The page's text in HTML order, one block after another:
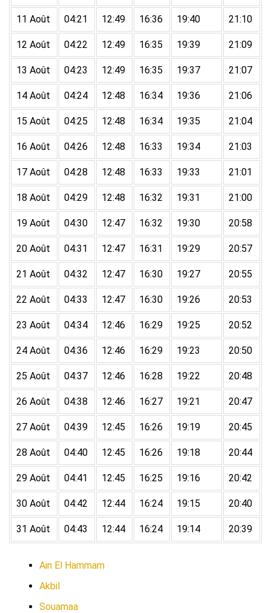
11 Août 04:21 12:49 16:36 19:40 21:10
12 Août 04:22 12:49 16:35 19:39 21:09
13 Août 04:23 12:49 16:35 19:37 21:07
14 Août 04:24 12:48 16:34 19:36 21:06
15 Août 04:25 12:48 16:34 19:35 21:04
16 Août 04:26 12:48 16:33 19:34 21:03
17 Août 04:28 12:48 16:33 19:33 21:01
18 Août 04:29 12:48 16:32 19:31 21:00
19 Août 04:30 12:47 16:32 19:30 20:58
20 Août 04:31 12:47 16:31 19:29 20:57
21 Août 04:32 12:47 16:30 19:27 20:55
22 Août 04:33 12:47 16:30 19:26 20:53
23 Août 04:34 12:46 16:29 19:25 20:52
24 Août 04:36 12:46 16:29 19:23 20:50
25 Août 04:37 12:46 16:28 19:22 20:48
26 Août 04:38 12:46 16:27 19:21 20:47
27 Août 04:39 12:45 16:26 19:19 20:45
28 Août 04:40 12:45 16:26 19:18 20:44
29 Août 04:41 12:45 16:25 19:16 20:42
30 Août 04:42 12:44 16:24 19:15 20:40
31 Août 04:43 12:44 16:24 19:14 20:39
Ain El Hammam
Akbil
Souamaa